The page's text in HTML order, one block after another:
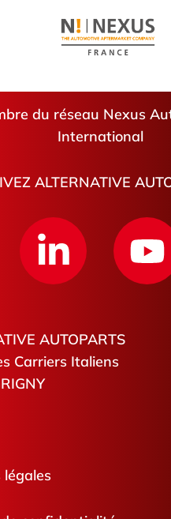
du réseau Nexus
International
ALTERNATIVE
AUTOPARTS
Carriers Italiens
légales